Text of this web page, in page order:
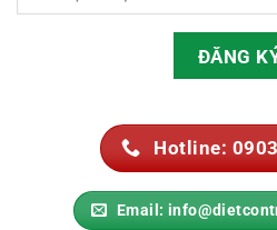
Hotline:
Email: